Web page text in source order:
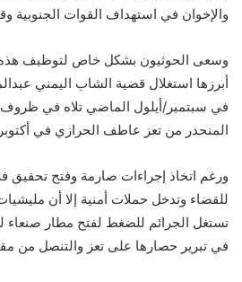
والإخوان في استهداف القوات الجنوبية
وسعى الحوثيون بشكل خاص لتوظيف هذه
أبرزها استغلال قضية الشاب اليمني
في سبتمبر/أيلول الماضي تلاه في
المنحدر من تعز عاطف الحرازي في
ورغم اتخاذ إجراءات صارمة وفتح تحقيق
للقضاء وتدخل حملات أمنية إلا أن
تستغل الجرائم للضغط لفتح مطار صنعاء
في تبرير حصارها على تعز والتنصل من